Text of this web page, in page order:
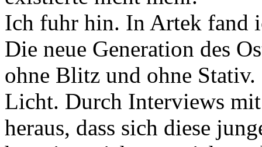
Ich fuhr hin. In Artek fand
Die neue Generation des
ohne Blitz und ohne
Licht. Durch Interviews
heraus, dass sich diese